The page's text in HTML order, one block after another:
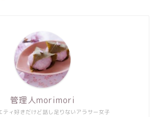
ティ好きだけど話し足りないアラサー女子
管理人morimori